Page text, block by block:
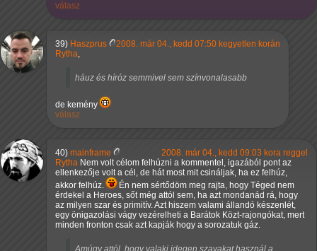
válasz
39) Haszprus
2008. már 04., kedd 07:50 kegyetlen korán
Rytha,
háuz és híróz semmivel sem színvonalasabb
de kemény
válasz
40) mainframe
2008. már 04., kedd 09:03 kora reggel
Rytha Nem volt célom felhúzni a kommentel, igazából pont az
ellenkezője volt a cél, de hát most mit csináljak, ha ez felhúz,
akkor felhúz.
Én nem sértődöm meg rajta, hogy Téged nem
érdekel a Heroes, sőt még attól sem, ha azt mondanád rá, hogy
az milyen szar és primitív. Azt hiszem valami állandó készenlét,
egy önigazolási vágy vezérelheti a Barátok Közt-rajongókat, mert
minden fronton csak azt kapják hogy a sorozatuk gáz.
Amúgy attól, hogy valaki idegen szavakat használ a